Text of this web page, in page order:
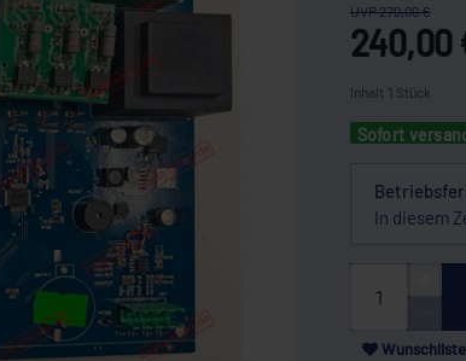
UVP 270,00 €
240,00
Inhalt 1 Stück
Sofort
In diesem
Wunschliste